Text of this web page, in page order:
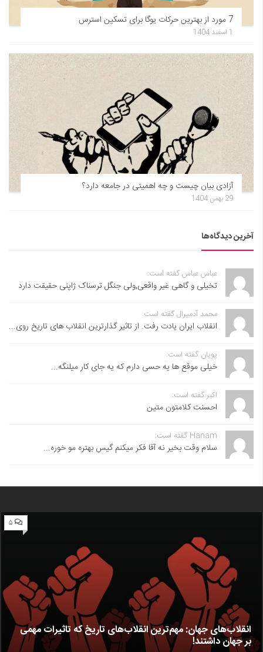
7 مورد از بهترین حرکات یوگا برای تسکین استرس
1 اسفند 1404
آزادی بیان چیست و چه اهمیتی در جامعه دارد؟
29 بهمن 1404
آخرین دیدگاه‌ها
عباس عباس گفته است:
تخیلی و گاهی غیر واقعی,ولی جنگل ترسناک ژاپنی حقیقت دارد
محمد آدمیرال گفته است:
انقلاب ایران یادت رفت. از تاثیر گذارترین انقلاب های تاریخ روی...
پویان گفته است:
خیلی موقع ها یه حسی دارم که یه جای کار میلنگه...
اکبر گفته است:
احسنت ‌کلامتون متین
Hanam گفته است:
سلام وقت بخیر نه آقا فکر میکنم گیس بهتره مو خوره...
۵
انقلاب‌های جهان: مهم‌ترین انقلاب‌های تاریخ که تاثیرات مهمی
بر جهان داشتند!